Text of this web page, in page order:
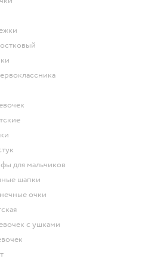
для мальчиков
шапки
очки
с ушками